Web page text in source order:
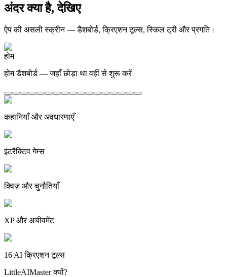
अंदर क्या है, देखिए
ऐप की असली स्क्रीन — डैशबोर्ड, क्रिएशन टूल्स, स्किल ट्री और प्रगति।
होम
होम डैशबोर्ड — जहाँ छोड़ा था वहीं से शुरू करें
कहानियाँ और अवधारणाएँ
इंटरैक्टिव गेम्स
क्विज़ और चुनौतियाँ
XP और अचीवमेंट
16 AI क्रिएशन टूल्स
LittleAIMaster क्यों?